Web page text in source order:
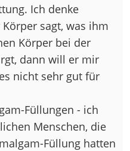
Ich denke
sagt, was ihm
Körper bei der
dann will er mir
nicht sehr gut für
Füllungen - ich
Menschen, die
Füllung hatten